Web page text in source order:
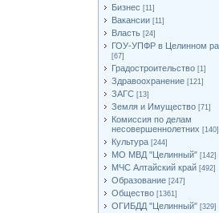
Бизнес [11]
Вакансии [11]
Власть [24]
ГОУ-УПФР в Целинном
[67]
Градостроительство [1]
Здравоохранение [121]
ЗАГС [13]
Земля и Имущество [71]
Комиссия по делам
несовершеннолетних [140]
Культура [244]
МО МВД "Целинный" [142]
МЧС Алтайский край [492]
Образование [247]
Общество [1361]
ОГИБДД "Целинный" [329]